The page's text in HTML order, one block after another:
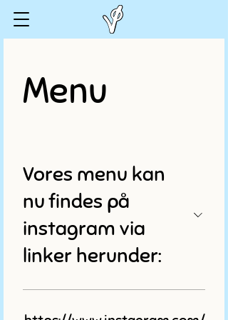
Menu
Vores menu kan
nu findes på
instagram via
linker herunder: